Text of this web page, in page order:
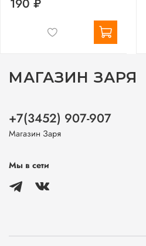
190 ₽
МАГАЗИН ЗАРЯ
+7(3452) 907-907
Магазин Заря
Мы в сети